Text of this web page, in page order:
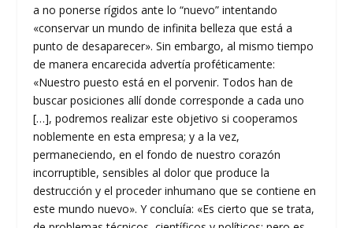
a no ponerse rígidos ante lo “nuevo” intentando
«conservar un mundo de infinita belleza que está a
punto de desaparecer». Sin embargo, al mismo tiempo
de manera encarecida advertía proféticamente:
«Nuestro puesto está en el porvenir. Todos han de
buscar posiciones allí donde corresponde a cada uno
[…], podremos realizar este objetivo si cooperamos
noblemente en esta empresa; y a la vez,
permaneciendo, en el fondo de nuestro corazón
incorruptible, sensibles al dolor que produce la
destrucción y el proceder inhumano que se contiene en
este mundo nuevo». Y concluía: «Es cierto que se trata,